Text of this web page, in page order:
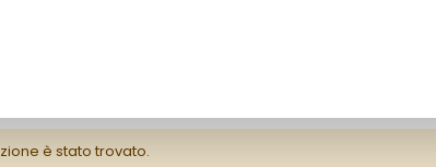
è stato trovato.